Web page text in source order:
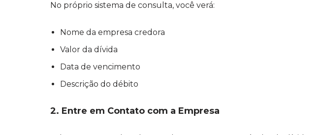
No próprio sistema de consulta, você verá:
Nome da empresa credora
Valor da dívida
Data de vencimento
Descrição do débito
2. Entre em Contato com a Empresa